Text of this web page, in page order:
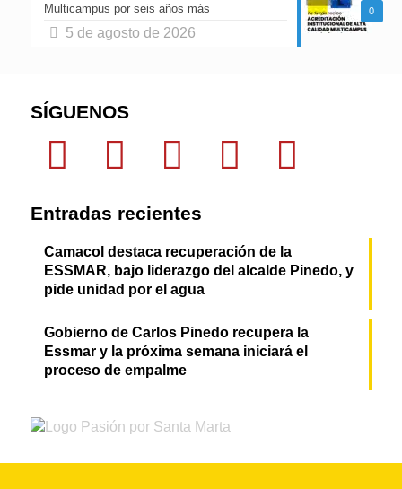
0
Multicampus por seis años más
5 de agosto de 2026
SÍGUENOS
Entradas recientes
Camacol destaca recuperación de la
ESSMAR, bajo liderazgo del alcalde Pinedo, y
pide unidad por el agua
Gobierno de Carlos Pinedo recupera la
Essmar y la próxima semana iniciará el
proceso de empalme